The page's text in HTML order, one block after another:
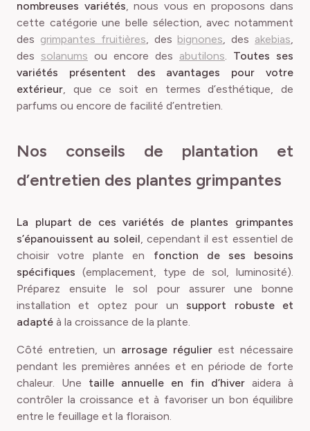
nombreuses variétés, nous vous en proposons dans
cette catégorie une belle sélection, avec notamment
des grimpantes fruitières, des bignones, des akebias,
des solanums ou encore des abutilons. Toutes ses
variétés présentent des avantages pour votre
extérieur, que ce soit en termes d’esthétique, de
parfums ou encore de facilité d’entretien.
Nos conseils de plantation et
d’entretien des plantes grimpantes
La plupart de ces variétés de plantes grimpantes
s’épanouissent au soleil, cependant il est essentiel de
choisir votre plante en fonction de ses besoins
spécifiques (emplacement, type de sol, luminosité).
Préparez ensuite le sol pour assurer une bonne
installation et optez pour unsupport robuste et
adapté à la croissance de la plante.
Côté entretien, un arrosage régulier est nécessaire
pendant les premières années et en période de forte
chaleur. Une taille annuelle en fin d’hiver aidera à
contrôler la croissance et à favoriser un bon équilibre
entre le feuillage et la floraison.